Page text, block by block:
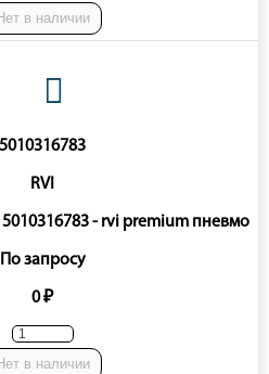
в наличии
5010316783
RVI
- rvi premium пневмо
По запросу
0 ₽
в наличии